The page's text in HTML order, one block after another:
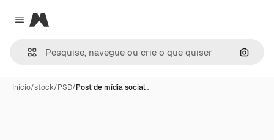
Close menu
Magnific
Início/stock/PSD/Post de mídia social…